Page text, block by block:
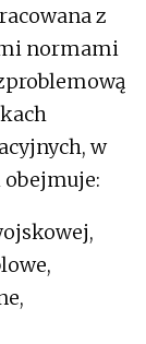
z
normami
w
obejmuje: